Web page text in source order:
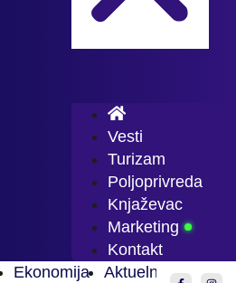
Vesti
Turizam
Poljoprivreda
Knjaževac
Marketing
Kontakt
Ekonomija Aktuelnosti